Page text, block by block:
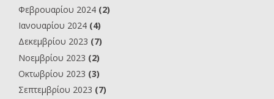
Φεβρουαρίου 2024 (2)
Ιανουαρίου 2024 (4)
Δεκεμβρίου 2023 (7)
Νοεμβρίου 2023 (2)
Οκτωβρίου 2023 (3)
Σεπτεμβρίου 2023 (7)